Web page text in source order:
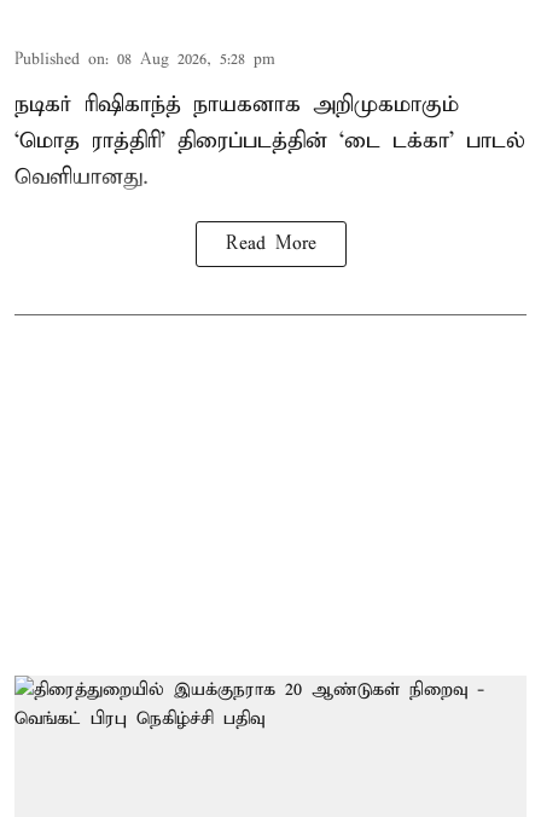
Published on: 08 Aug 2026, 5:28 pm
நடிகர் ரிஷிகாந்த் நாயகனாக அறிமுகமாகும்
‘மொத ராத்திரி’ திரைப்படத்தின் ‘டை டக்கா’ பாடல்
வெளியானது.
Read More